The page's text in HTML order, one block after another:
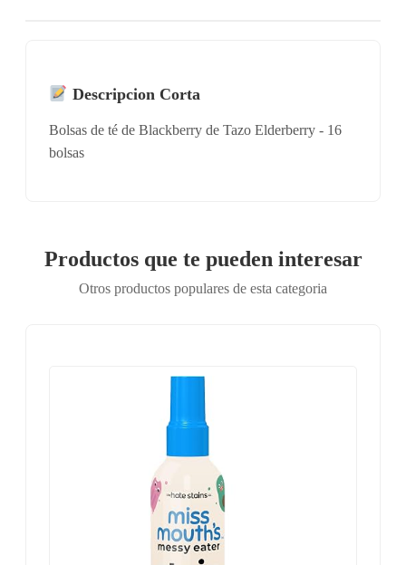
Descripcion Corta
Bolsas de té de Blackberry de Tazo Elderberry - 16
bolsas
Productos que te pueden interesar
Otros productos populares de esta categoria